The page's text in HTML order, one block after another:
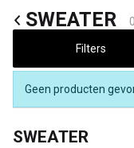
SWEATER
Filters
Geen producten
SWEATER